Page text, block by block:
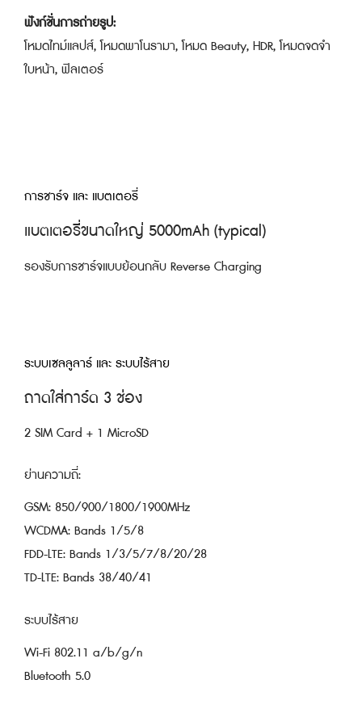
ฟังก์ชั่นการถ่ายรูป:
โหมดไทม์แลปส์, โหมดพาโนรามา, โหมด Beauty, HDR, โหมดจดจำ
ใบหน้า, ฟิลเตอร์
การชาร์จ และ แบตเตอรี่
แบตเตอรี่ขนาดใหญ่ 5000mAh (typical)
รองรับการชาร์จแบบย้อนกลับ Reverse Charging
ระบบเซลลูลาร์ และ ระบบไร้สาย
ถาดใส่การ์ด 3 ช่อง
2 SIM Card + 1 MicroSD
ย่านความถี่:
GSM: 850/900/1800/1900MHz
WCDMA: Bands 1/5/8
FDD-LTE: Bands 1/3/5/7/8/20/28
TD-LTE: Bands 38/40/41
ระบบไร้สาย
Wi-Fi 802.11 a/b/g/n
Bluetooth 5.0